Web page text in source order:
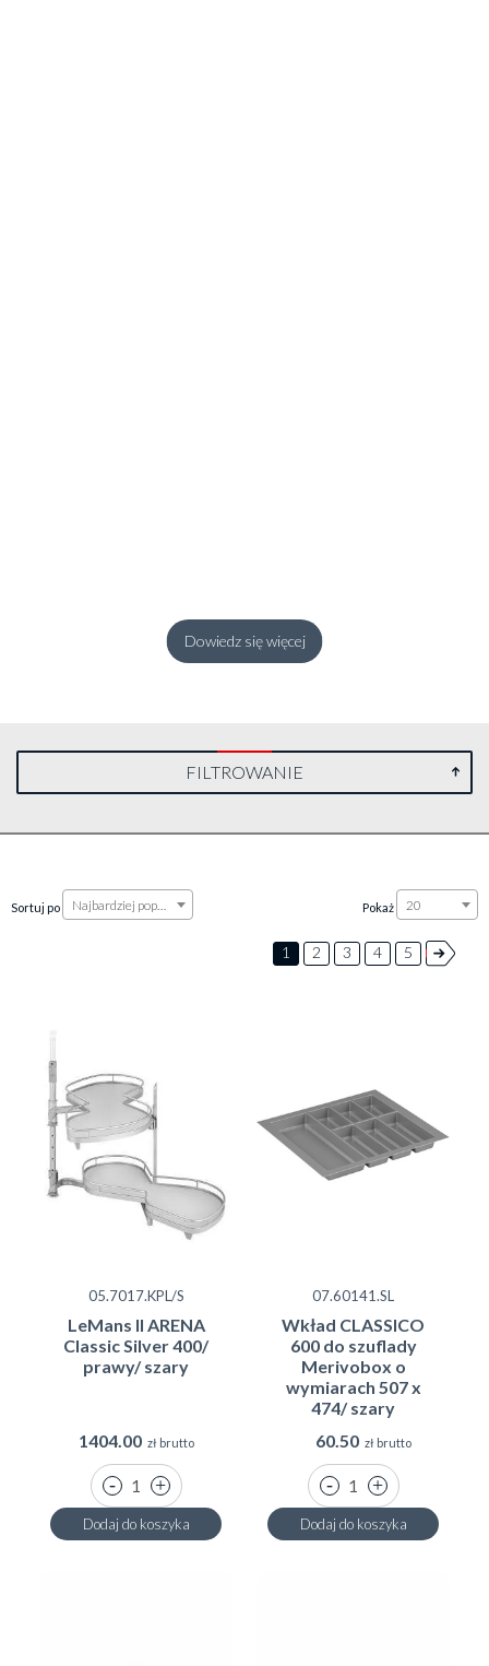
Dowiedz się więcej
FILTROWANIE
Sortuj po Najbardziej popularne Pokaż 20
1 2 3 4 5
05.7017.KPL/S
LeMans II ARENA
Classic Silver 400/
prawy/ szary
1404.00 zł brutto
Dodaj do koszyka
07.60141.SL
Wkład CLASSICO
600 do szuflady
Merivobox o
wymiarach 507 x
474/ szary
60.50 zł brutto
Dodaj do koszyka